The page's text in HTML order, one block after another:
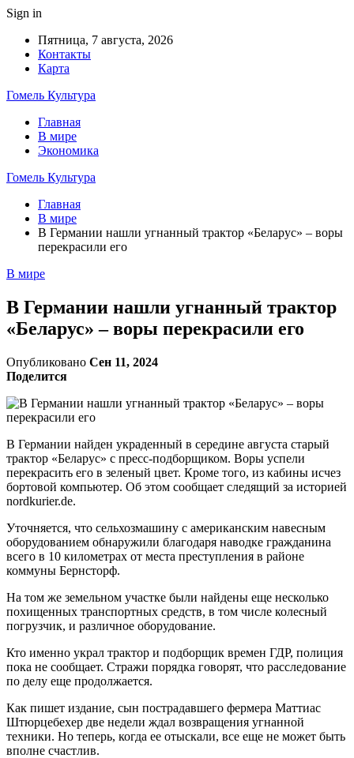
Sign in
Пятница, 7 августа, 2026
Контакты
Карта
Гомель Культура
Главная
В мире
Экономика
Гомель Культура
Главная
В мире
В Германии нашли угнанный трактор «Беларус» – воры
перекрасили его
В мире
В Германии нашли угнанный трактор
«Беларус» – воры перекрасили его
Опубликовано Сен 11, 2024
Поделится
В Германии найден украденный в середине августа старый
трактор «Беларус» с пресс-подборщиком. Воры успели
перекрасить его в зеленый цвет. Кроме того, из кабины исчез
бортовой компьютер. Об этом сообщает следящий за историей
nordkurier.de.
Уточняется, что сельхозмашину с американским навесным
оборудованием обнаружили благодаря наводке гражданина
всего в 10 километрах от места преступления в районе
коммуны Бернсторф.
На том же земельном участке были найдены еще несколько
похищенных транспортных средств, в том числе колесный
погрузчик, и различное оборудование.
Кто именно украл трактор и подборщик времен ГДР, полиция
пока не сообщает. Стражи порядка говорят, что расследование
по делу еще продолжается.
Как пишет издание, сын пострадавшего фермера Маттиас
Штюрцебехер две недели ждал возвращения угнанной
техники. Но теперь, когда ее отыскали, все еще не может быть
вполне счастлив.